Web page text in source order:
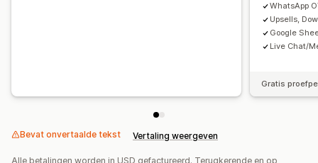
WhatsApp
Upsells,
Google
Live Chat/
Gratis
Bevat onvertaalde tekst Vertaling weergeven
Alle betalingen worden in USD gefactureerd. Terugkerende en op